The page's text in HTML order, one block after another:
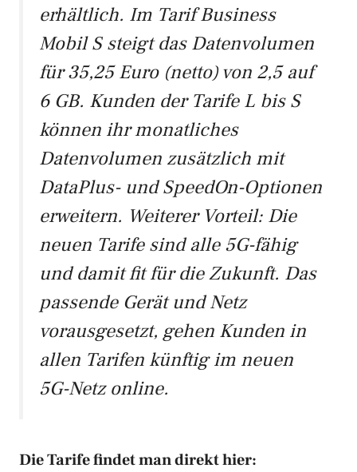
erhältlich. Im Tarif Business
Mobil S steigt das Datenvolumen
für 35,25 Euro (netto) von 2,5 auf
6 GB. Kunden der Tarife L bis S
können ihr monatliches
Datenvolumen zusätzlich mit
DataPlus- und SpeedOn-Optionen
erweitern. Weiterer Vorteil: Die
neuen Tarife sind alle 5G-fähig
und damit fit für die Zukunft. Das
passende Gerät und Netz
vorausgesetzt, gehen Kunden in
allen Tarifen künftig im neuen
5G-Netz online.
Die Tarife findet man direkt hier: